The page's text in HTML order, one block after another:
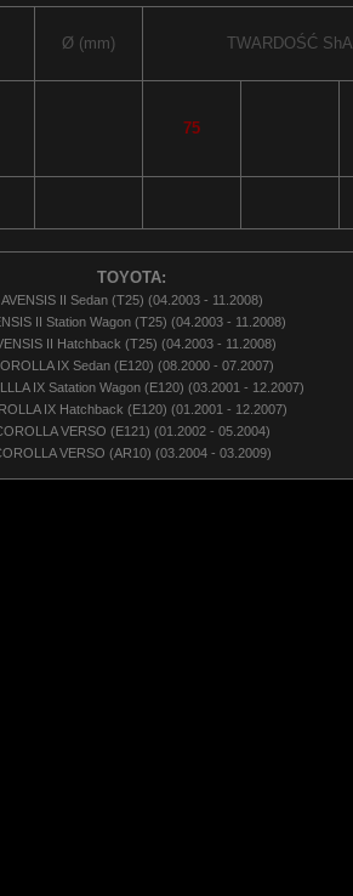
Ø (mm) TWARDOŚĆ ShA
75
TOYOTA:
AVENSIS II Sedan (T25) (04.2003 - 11.2008)
II Station Wagon (T25) (04.2003 - 11.2008)
II Hatchback (T25) (04.2003 - 11.2008)
IX Sedan (E120) (08.2000 - 07.2007)
IX Satation Wagon (E120) (03.2001 - 12.2007)
IX Hatchback (E120) (01.2001 - 12.2007)
VERSO (E121) (01.2002 - 05.2004)
VERSO (AR10) (03.2004 - 03.2009)